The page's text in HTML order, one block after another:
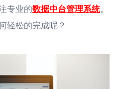
专业的数据中台管理系统。
轻松的完成呢？